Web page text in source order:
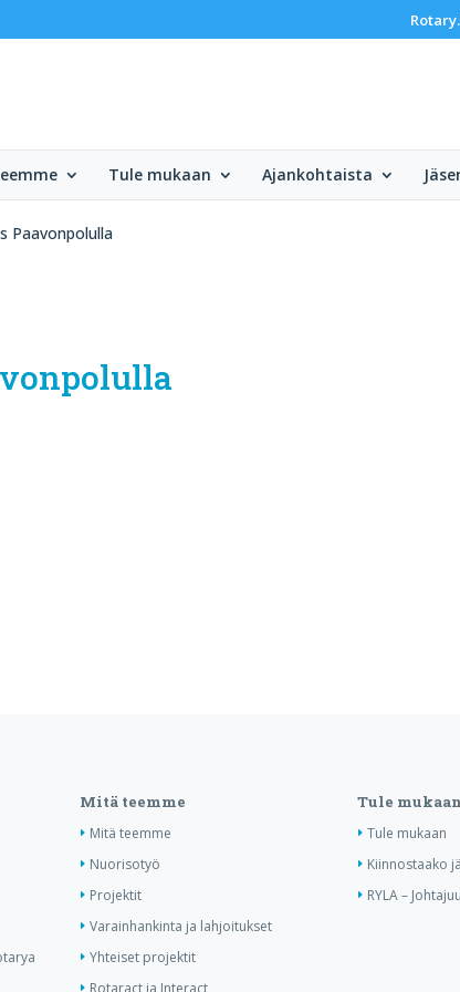
Tule mukaan Ajankohtaista
Paavonpolulla
Mitä teemme
Mitä teemme
Nuorisotyö
Projektit
Varainhankinta ja lahjoitukset
Yhteiset projektit
Rotaract ja Interact
Tule mukaan
Tule mukaan
Kiinnostaako
RYLA –